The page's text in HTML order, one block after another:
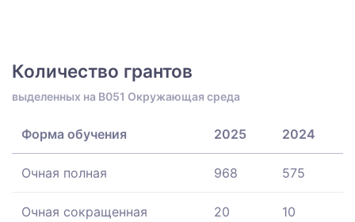
Количество грантов
выделенных на B051 Окружающая среда
Форма обучения 2025 2024
Очная полная 968 575
Очная сокращенная 20 10